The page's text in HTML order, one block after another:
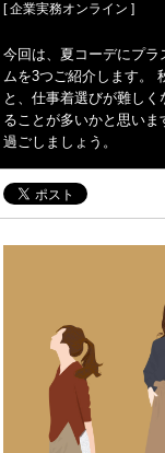
[ 企業実務オンライン ]
今回は、夏コーデにプ
ムを3つご紹介します。
と、仕事着選びが難し
ることが多いかと思い
過ごしましょう。